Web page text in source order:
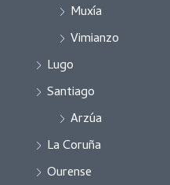
Muxía
Vimianzo
Lugo
Santiago
Arzúa
La Coruña
Ourense